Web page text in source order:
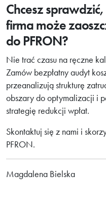
Chcesz
firma może
do PFRON?
Nie trać czasu na ręczne
Zamów bezpłatny audyt
przeanalizują strukturę
obszary do optymalizacji i
strategię redukcji wpłat.
Skontaktuj się z nami i
PFRON.
Magdalena Bielska